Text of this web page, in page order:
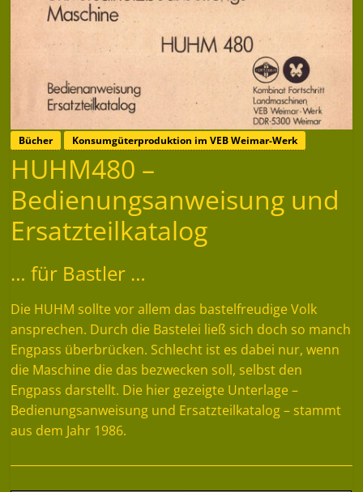
Bücher Konsumgüterproduktion im VEB Weimar-Werk
HUHM480 –
Bedienungsanweisung und
Ersatzteilkatalog
… für Bastler …
Die HUHM sollte vor allem das bastelfreudige Volk
ansprechen. Durch die Bastelei ließ sich doch so manch
Engpass überbrücken. Schlecht ist es dabei nur, wenn
die Maschine die das bezwecken soll, selbst den
Engpass darstellt. Die hier gezeigte Unterlage –
Bedienungsanweisung und Ersatzteilkatalog – stammt
aus dem Jahr 1986.